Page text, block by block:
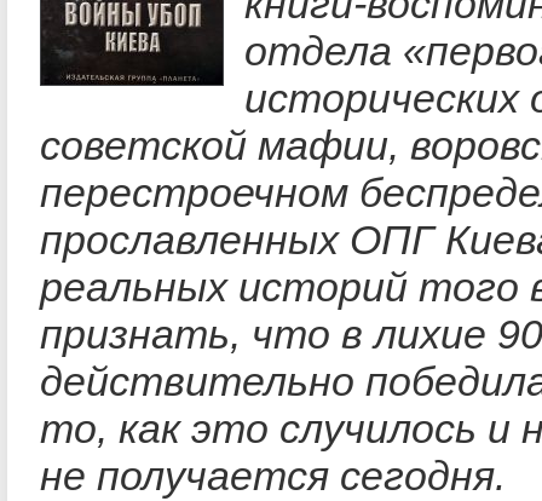
отдела
советской мафии,
перестроечном
прославленных ОПГ
реальных историй того
признать, что в лихие
действительно
то, как это случилось и
не получается сегодня.